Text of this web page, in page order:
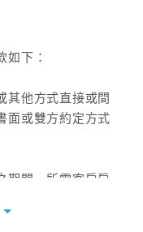
如下：
他方式直接或間
面或雙方約定方式
間、所需客房房